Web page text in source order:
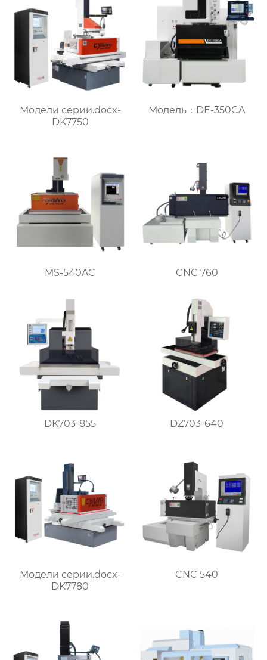
Модели серии.docx-
DK7750
Модель：DE-350CA
MS-540AC CNC 760
DK703-855 DZ703-640
Модели серии.docx-
DK7780
CNC 540